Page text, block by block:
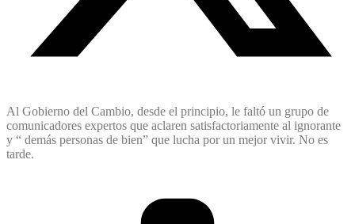
Al Gobierno del Cambio, desde el principio, le faltó un grupo de
comunicadores expertos que aclaren satisfactoriamente al ignorante
y “ demás personas de bien” que lucha por un mejor vivir. No es
tarde.